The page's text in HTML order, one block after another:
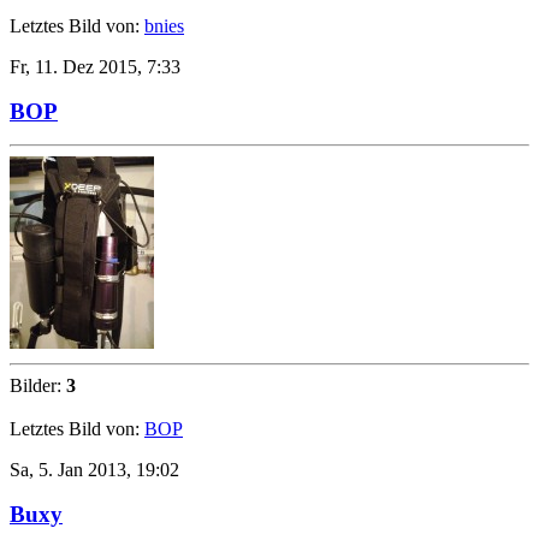
Letztes Bild von: bnies
Fr, 11. Dez 2015, 7:33
BOP
Bilder: 3
Letztes Bild von: BOP
Sa, 5. Jan 2013, 19:02
Buxy